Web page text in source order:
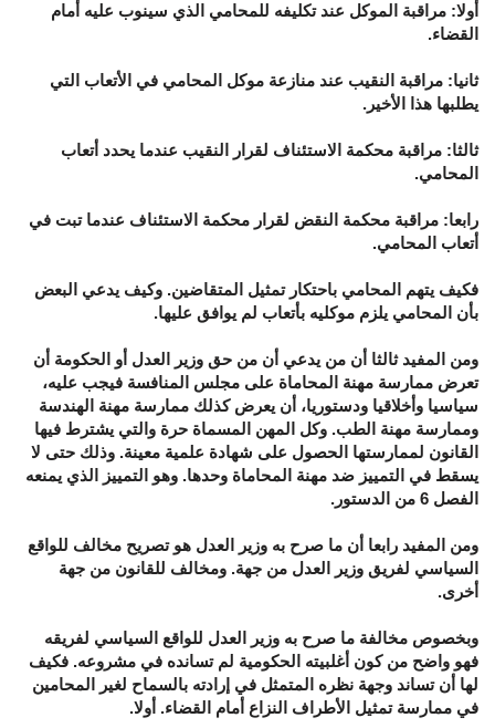
أولا: مراقبة الموكل عند تكليفه للمحامي الذي سينوب عليه أمام
القضاء.
ثانيا: مراقبة النقيب عند منازعة موكل المحامي في الأتعاب التي
يطلبها هذا الأخير.
ثالثا: مراقبة محكمة الاستئناف لقرار النقيب عندما يحدد أتعاب
المحامي.
رابعا: مراقبة محكمة النقض لقرار محكمة الاستئناف عندما تبت في
أتعاب المحامي.
فكيف يتهم المحامي باحتكار تمثيل المتقاضين. وكيف يدعي البعض
بأن المحامي يلزم موكليه بأتعاب لم يوافق عليها.
ومن المفيد ثالثا أن من يدعي أن من حق وزير العدل أو الحكومة أن
تعرض ممارسة مهنة المحاماة على مجلس المنافسة فيجب عليه،
سياسيا وأخلاقيا ودستوريا، أن يعرض كذلك ممارسة مهنة الهندسة
وممارسة مهنة الطب. وكل المهن المسماة حرة والتي يشترط فيها
القانون لممارستها الحصول على شهادة علمية معينة. وذلك حتى لا
يسقط في التمييز ضد مهنة المحاماة وحدها. وهو التمييز الذي يمنعه
الفصل 6 من الدستور.
ومن المفيد رابعا أن ما صرح به وزير العدل هو تصريح مخالف للواقع
السياسي لفريق وزير العدل من جهة. ومخالف للقانون من جهة
أخرى.
وبخصوص مخالفة ما صرح به وزير العدل للواقع السياسي لفريقه
فهو واضح من كون أغلبيته الحكومية لم تسانده في مشروعه. فكيف
لها أن تساند وجهة نظره المتمثل في إرادته بالسماح لغير المحامين
في ممارسة تمثيل الأطراف النزاع أمام القضاء. أولا.